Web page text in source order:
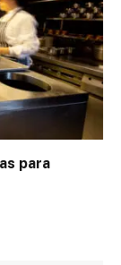
para